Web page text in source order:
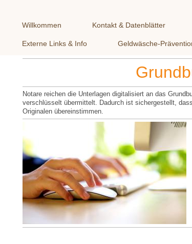
Willkommen Kontakt & Datenblätter
Externe Links & Info Geldwäsche-
Notare reichen die Unterlagen digitalisiert an das
verschlüsselt übermittelt. Dadurch ist sichergestellt,
Originalen übereinstimmen.